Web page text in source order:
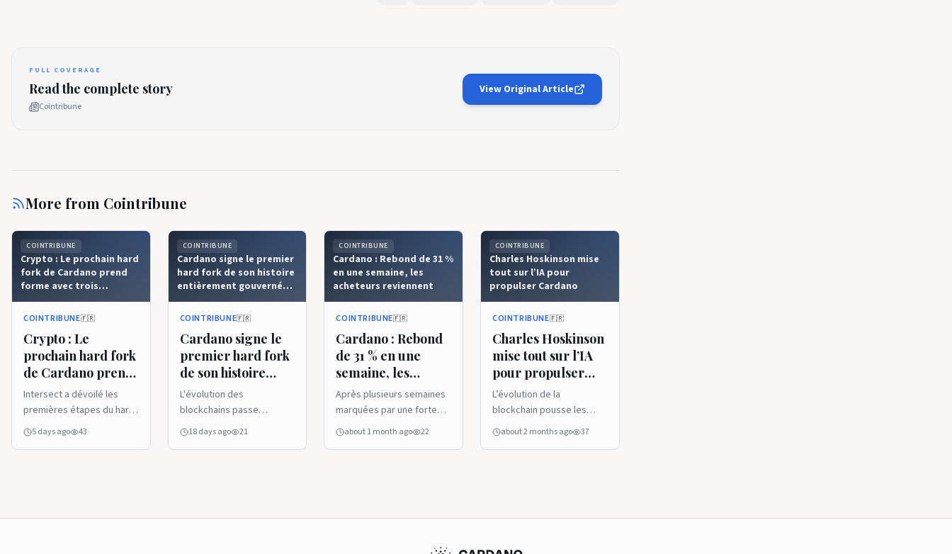
FULL COVERAGE
Read the complete story
Cointribune
View Original Article
More from Cointribune
COINTRIBUNE
Crypto : Le prochain hard
fork de Cardano prend
forme avec trois
innovations majeures
COINTRIBUNE🇫🇷
Crypto : Le
prochain hard fork
de Cardano prend
forme avec trois
innovations
majeures
Intersect a dévoilé les
premières étapes du hard
fork Dijkstra de Cardano,
angulaire de cette mise à
5 days ago 43
COINTRIBUNE
Cardano signe le premier
hard fork de son histoire
entièrement gouverné
on-chain
COINTRIBUNE🇫🇷
Cardano signe le
premier hard fork
de son histoire
entièrement
gouverné on-chain
L'évolution des
blockchains passe
désormais autant par leur
l'activation de la mise à
18 days ago 21
COINTRIBUNE
Cardano : Rebond de 31 %
en une semaine, les
acheteurs reviennent
COINTRIBUNE🇫🇷
Cardano : Rebond
de 31 % en une
semaine, les
acheteurs
reviennent
Après plusieurs semaines
marquées par une forte
pression vendeuse,
détenteurs, tandis qu'ADA
sur les sept derniers jours.
about 1 month ago 22
COINTRIBUNE
Charles Hoskinson mise
tout sur l’IA pour
propulser Cardano
COINTRIBUNE🇫🇷
Charles Hoskinson
mise tout sur l’IA
pour propulser
Cardano
L’évolution de la
blockchain pousse les
projets crypto à revoir
technologies. Charles
désormais l’intégration de
about 2 months ago 37